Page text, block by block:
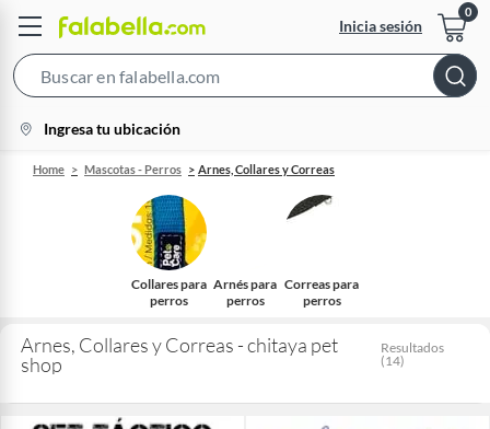
Inicia sesión
Bar
location-
icon
Ingresa tu ubicación
Home Mascotas - Perros Arnes, Collares y Correas
Collares para
perros
Arnés para
perros
Correas para
perros
Arnes, Collares y Correas - chitaya pet
shop
Resultados
(14)